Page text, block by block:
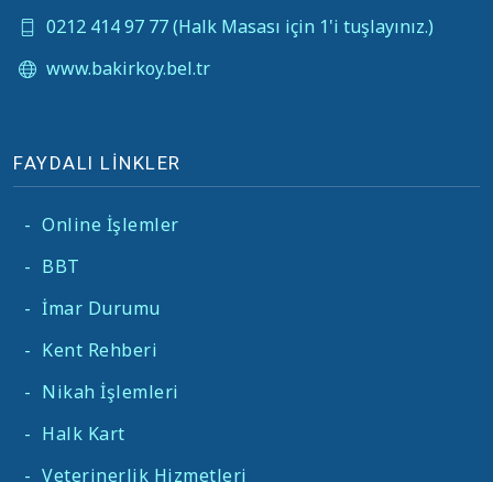
0212 414 97 77 (Halk Masası için 1'i tuşlayınız.)
www.bakirkoy.bel.tr
FAYDALI LİNKLER
- Online İşlemler
- BBT
- İmar Durumu
- Kent Rehberi
- Nikah İşlemleri
- Halk Kart
- Veterinerlik Hizmetleri